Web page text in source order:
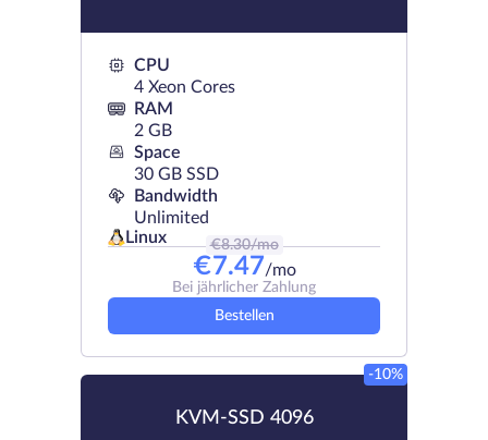
CPU
4 Xeon Cores
RAM
2 GB
Space
30 GB SSD
Bandwidth
Unlimited
Linux
€8.30/mo
€7.47/mo
Bei jährlicher Zahlung
Bestellen
KVM-SSD 4096
-10%